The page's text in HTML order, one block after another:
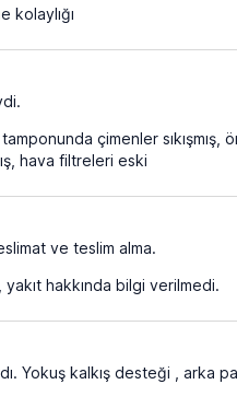
kolaylığı
çimenler
hava filtreleri eski
ve teslim alma.
hakkında bilgi verilmedi.
Yokuş kalkış desteği , arka